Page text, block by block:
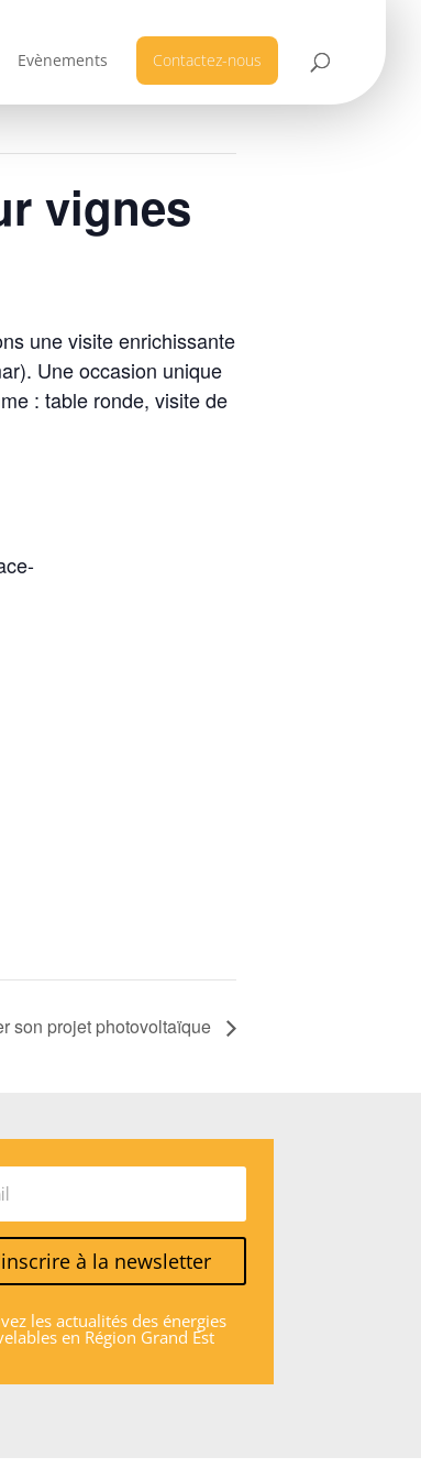
Evènements Contactez-nous
vignes
une visite enrichissante
Une occasion unique
: table ronde, visite de
son projet photovoltaïque
les actualités des énergies
en Région Grand Est
à la newsletter